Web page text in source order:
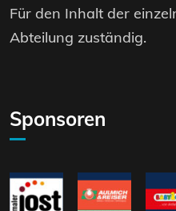
Für den Inhalt der
Abteilung zuständig.
Sponsoren